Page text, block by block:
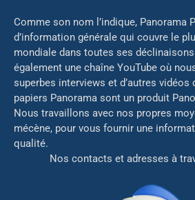
Comme son nom l’indique, Panorama
d’information générale qui couvre le
mondiale dans toutes ses
également une chaîne YouTube où
superbes interviews et d’autres vidéos
papiers Panorama sont un produit
Nous travaillons avec nos propres
mécène, pour vous fournir une
qualité.
Nos contacts et adresses à